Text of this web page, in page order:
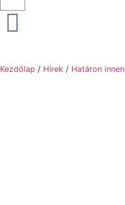
Kezdőlap / Hírek / Határon innen